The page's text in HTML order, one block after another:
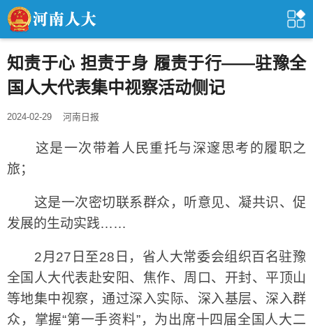
知责于心 担责于身 履责于行——驻豫全
国人大代表集中视察活动侧记
2024-02-29 河南日报
这是一次带着人民重托与深邃思考的履职之
旅；
这是一次密切联系群众，听意见、凝共识、促
发展的生动实践……
2月27日至28日，省人大常委会组织百名驻豫
全国人大代表赴安阳、焦作、周口、开封、平顶山
等地集中视察，通过深入实际、深入基层、深入群
众，掌握“第一手资料”，为出席十四届全国人大二